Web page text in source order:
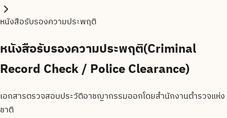
หนังสือรับรองความประพฤติ
หนังสือรับรองความประพฤติ(Criminal
Record Check / Police Clearance)
เอกสารตรวจสอบประวัติอาชญากรรมออกโดยสำนักงานตำรวจแห่ง
ชาติ